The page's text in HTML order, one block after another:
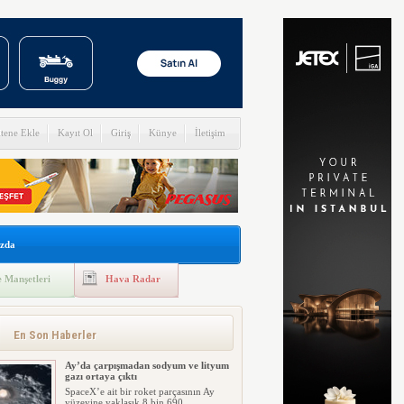
Ekle Kayıt Ol Giriş Künye İletişim
Manşetleri Hava Radar
En Son Haberler
Ay’da çarpışmadan sodyum ve lityum
gazı ortaya çıktı
SpaceX’e ait bir roket parçasının Ay